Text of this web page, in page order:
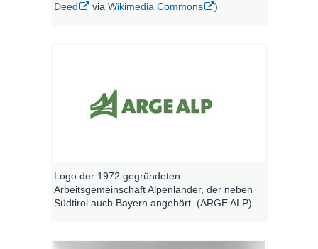
Deed
via Wikimedia Commons )
Logo der 1972 gegründeten
Arbeitsgemeinschaft Alpenländer, der neben
Südtirol auch Bayern angehört. (ARGE ALP)